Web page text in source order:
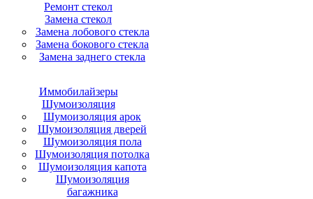
Ремонт стекол
Замена стекол
Замена лобового стекла
Замена бокового стекла
Замена заднего стекла
Иммобилайзеры
Шумоизоляция
Шумоизоляция арок
Шумоизоляция дверей
Шумоизоляция пола
Шумоизоляция потолка
Шумоизоляция капота
Шумоизоляция
багажника